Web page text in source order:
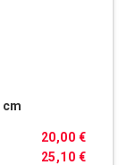
25,10 €
20,00 €